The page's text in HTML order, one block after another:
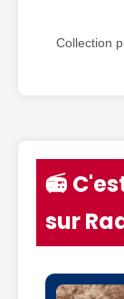
Collection
📻
sur